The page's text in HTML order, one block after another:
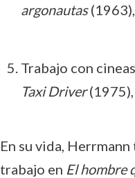
argonautas(1963),
Trabajo con
Taxi Driver(1975),
En su vida,
trabajo en El hombre